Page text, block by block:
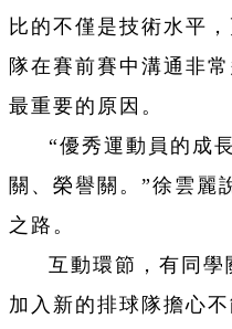
比的不僅是技術水平
隊在賽前賽中溝通非
最重要的原因。
“優秀運動員的成
關、榮譽關。”徐雲麗
之路。
互動環節，有同學
加入新的排球隊擔心